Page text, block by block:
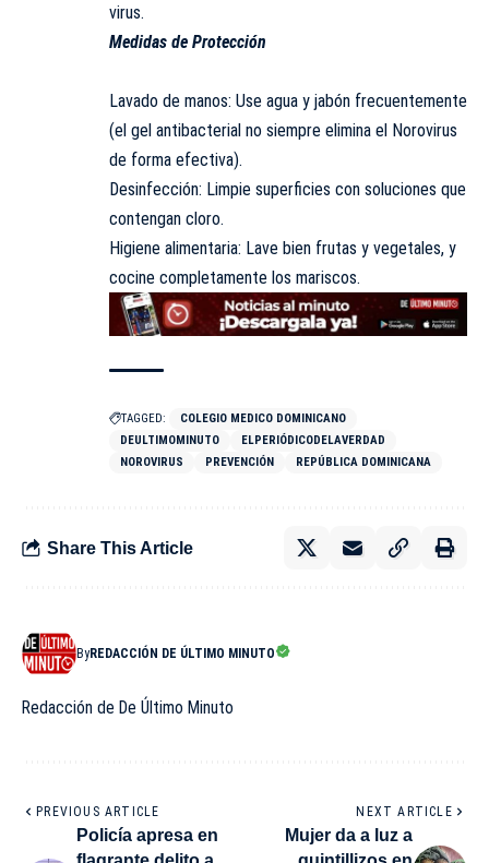
virus.
​Medidas de Protección
​Lavado de manos: Use agua y jabón frecuentemente
(el gel antibacterial no siempre elimina el Norovirus
de forma efectiva).
​Desinfección: Limpie superficies con soluciones que
contengan cloro.
​Higiene alimentaria: Lave bien frutas y vegetales, y
cocine completamente los mariscos.
TAGGED:
COLEGIO MEDICO DOMINICANO
DEULTIMOMINUTO
ELPERIÓDICODELAVERDAD
NOROVIRUS
PREVENCIÓN REPÚBLICA DOMINICANA
Share This Article
ByREDACCIÓN DE ÚLTIMO MINUTO
Redacción de De Último Minuto
PREVIOUS ARTICLE
Policía apresa en
NEXT ARTICLE
Mujer da a luz a